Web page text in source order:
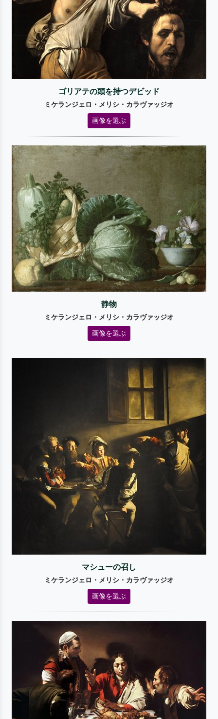
ゴリアテの頭を持つデビッド
ミケランジェロ・メリシ・カラヴァッジオ
画像を選ぶ
静物
ミケランジェロ・メリシ・カラヴァッジオ
画像を選ぶ
マシューの召し
ミケランジェロ・メリシ・カラヴァッジオ
画像を選ぶ